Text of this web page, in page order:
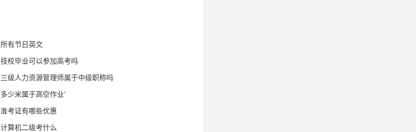
所有节日英文
技校毕业可以参加高考吗
三级人力资源管理师属于中级职称吗
多少米属于高空作业‘
准考证有哪些优惠
计算机二级考什么